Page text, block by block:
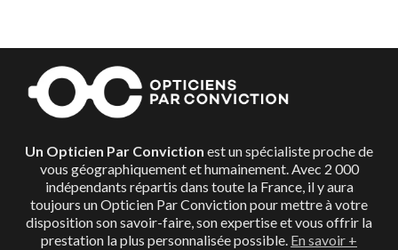
Un Opticien Par Conviction est un spécialiste proche de
vous géographiquement et humainement. Avec 2 000
indépendants répartis dans toute la France, il y aura
toujours un Opticien Par Conviction pour mettre à votre
disposition son savoir-faire, son expertise et vous offrir la
prestation la plus personnalisée possible. En savoir +